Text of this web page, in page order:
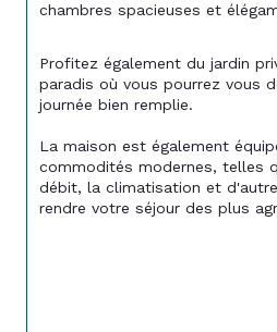
chambres spacieuses et
Profitez également du jardin
paradis où vous pourrez vous
journée bien remplie.
La maison est également
commodités modernes, telles
débit, la climatisation et
rendre votre séjour des plus